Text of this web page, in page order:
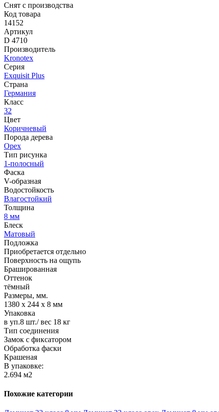
Снят с производства
Код товара
14152
Артикул
D 4710
Производитель
Kronotex
Серия
Exquisit Plus
Страна
Германия
Класс
32
Цвет
Коричневый
Порода дерева
Орех
Тип рисунка
1-полосный
Фаска
V-образная
Водостойкость
Влагостойкий
Толщина
8 мм
Блеск
Матовый
Подложка
Приобретается отдельно
Поверхность на ощупь
Брашированная
Оттенок
тёмный
Размеры, мм.
1380 х 244 х 8 мм
Упаковка
в уп.8 шт./ вес 18 кг
Тип соединения
Замок с фиксатором
Обработка фаски
Крашеная
В упаковке:
2.694 м2
Похожие категории